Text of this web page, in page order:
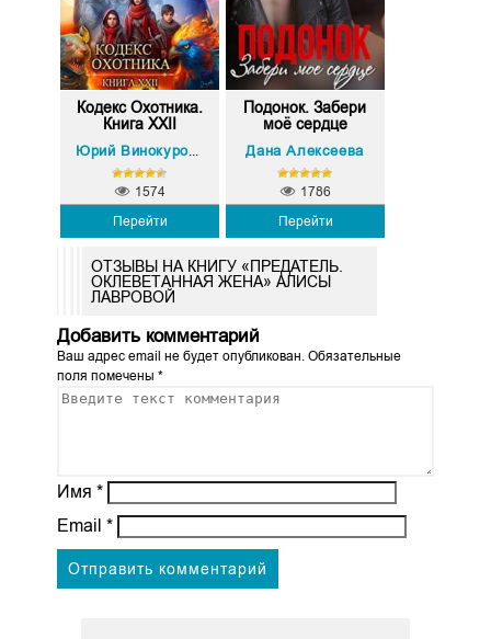
Кодекс Охотника.
Книга XXII
Юрий Винокуров, Олег Сапфир
Перейти
1574
Подонок. Забери
моё сердце
Дана Алексеева
Перейти
1786
ОТЗЫВЫ НА КНИГУ «ПРЕДАТЕЛЬ.
ОКЛЕВЕТАННАЯ ЖЕНА» АЛИСЫ
ЛАВРОВОЙ
Добавить комментарий
Ваш адрес email не будет опубликован.Обязательные
поля помечены *
Имя *
Email *